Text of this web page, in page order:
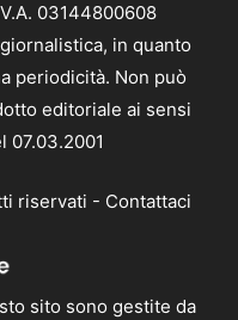
03144800608
in quanto
periodicità. Non può
editoriale ai sensi
07.03.2001
riservati - Contattaci
sito sono gestite da